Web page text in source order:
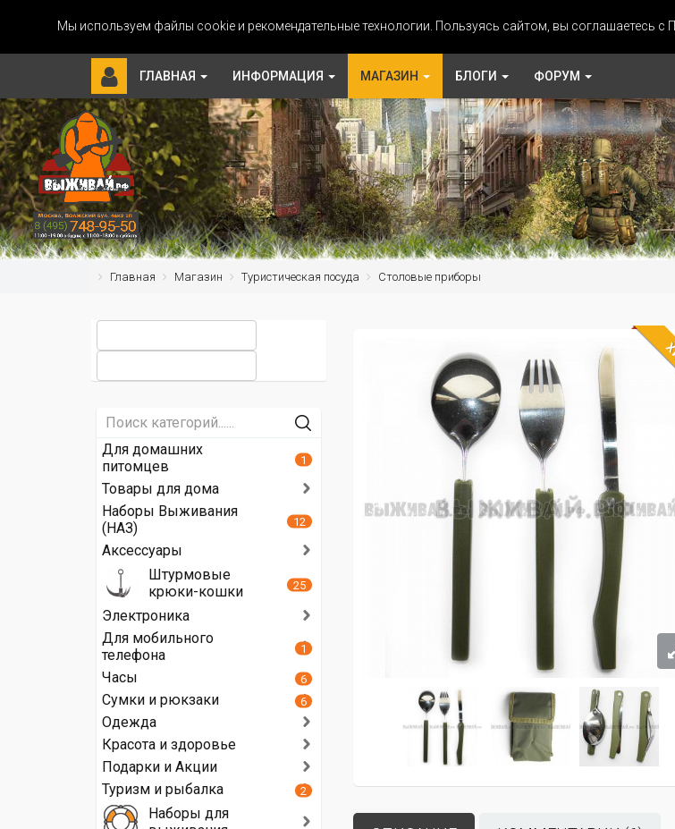
Мы используем файлы cookie и рекомендательные технологии. Пользуясь сайтом, вы соглашаетесь с
ГЛАВНАЯ ИНФОРМАЦИЯ МАГАЗИН БЛОГИ ФОРУМ
Главная Магазин Туристическая посуда Столовые приборы
Для домашних
питомцев
1
Товары для дома
Наборы Выживания
(НАЗ)
12
Аксессуары
Штурмовые
крюки-кошки
25
Электроника
Для мобильного
телефона
1
Часы 6
Сумки и рюкзаки 6
Одежда
Красота и здоровье
Подарки и Акции
Туризм и рыбалка
2
Наборы для